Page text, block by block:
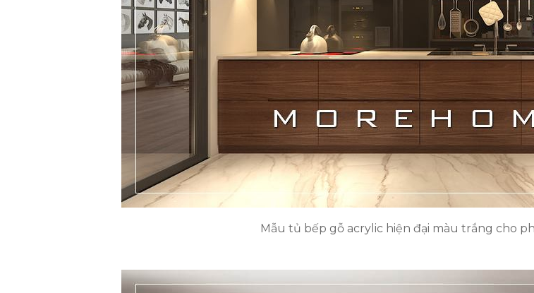
Mẫu tủ bếp gỗ acrylic hiện đại màu trắng cho